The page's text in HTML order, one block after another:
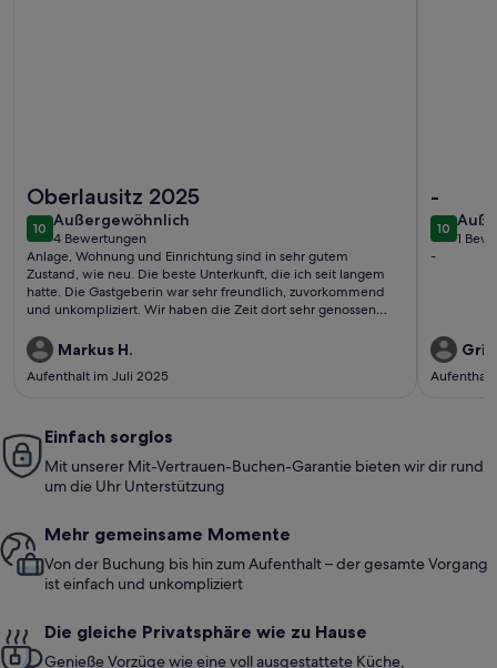
Oberlausitz 2025
1010 von 10
Außergewöhnlich
außergewöhnlich
4 Bewertungen
(4
bewertungen)
Anlage, Wohnung und Einrichtung sind in sehr gutem
Zustand, wie neu. Die beste Unterkunft, die ich seit langem
hatte. Die Gastgeberin war sehr freundlich, zuvorkommend
und unkompliziert. Wir haben die Zeit dort sehr genossen
Markus H.
Aufenthalt im Juli 2025
-
1010 von
1
(1
-
Grit
Einfach sorglos
Mit unserer Mit-Vertrauen-Buchen-Garantie bieten wir dir rund
um die Uhr Unterstützung
Mehr gemeinsame Momente
Von der Buchung bis hin zum Aufenthalt – der gesamte Vorgang
ist einfach und unkompliziert
Die gleiche Privatsphäre wie zu Hause
Genieße Vorzüge wie eine voll ausgestattete Küche,